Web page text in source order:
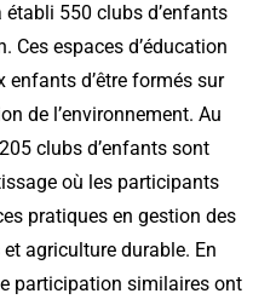
établi 550 clubs d’enfants
Ces espaces d’éducation
d’être formés sur
de l’environnement. Au
clubs d’enfants sont
où les participants
pratiques en gestion des
agriculture durable. En
participation similaires ont